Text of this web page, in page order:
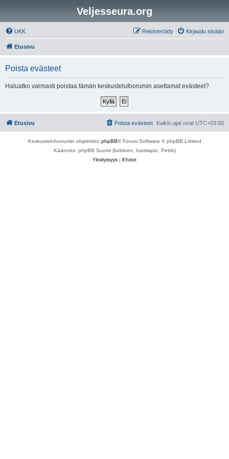
Veljesseura.org
UKK Kirjaudu sisään
Rekisteröidy
Etusivu
Poista evästeet
Haluatko varmasti poistaa tämän keskustelufoorumin asettamat evästeet?
Etusivu Kaikki ajat ovat UTC+03:00
Poista evästeet
Keskustelufoorumin ohjelmisto phpBB® Forum Software © phpBB Limited
Käännös: phpBB Suomi (lurttinen, harritapio, Pettis)
Yksityisyys | Ehdot